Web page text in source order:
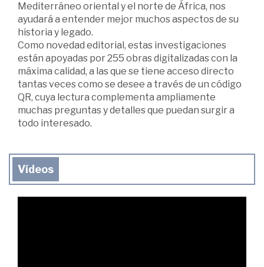
Mediterráneo oriental y el norte de África, nos
ayudará a entender mejor muchos aspectos de su
historia y legado.
Como novedad editorial, estas investigaciones
están apoyadas por 255 obras digitalizadas con la
máxima calidad, a las que se tiene acceso directo
tantas veces como se desee a través de un código
QR, cuya lectura complementa ampliamente
muchas preguntas y detalles que puedan surgir a
todo interesado.
Vídeos